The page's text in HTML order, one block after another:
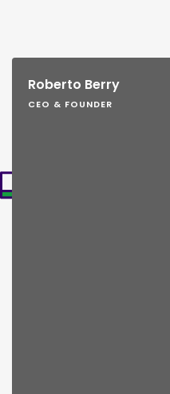
Roberto Berry
CEO & FOUNDER